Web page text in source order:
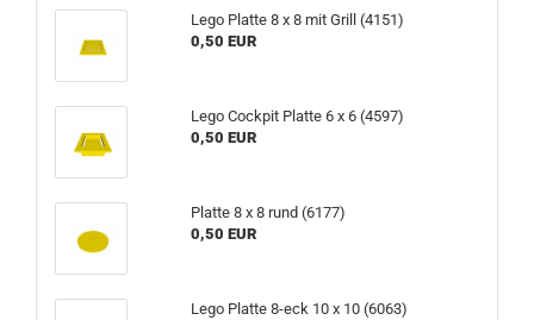
Lego Platte 8 x 8 mit Grill (4151)
0,50 EUR
Lego Cockpit Platte 6 x 6 (4597)
0,50 EUR
Platte 8 x 8 rund (6177)
0,50 EUR
Lego Platte 8-eck 10 x 10 (6063)